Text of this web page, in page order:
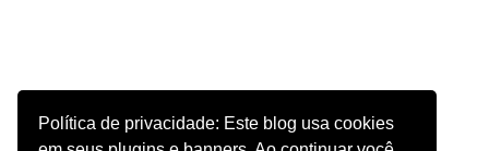
Política de privacidade: Este blog usa cookies